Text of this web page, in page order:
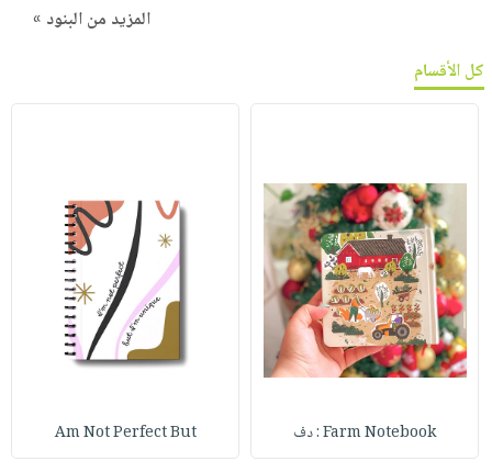
المزيد من البنود »
كل الأقسام
Farm Notebook : دف Am Not Perfect But